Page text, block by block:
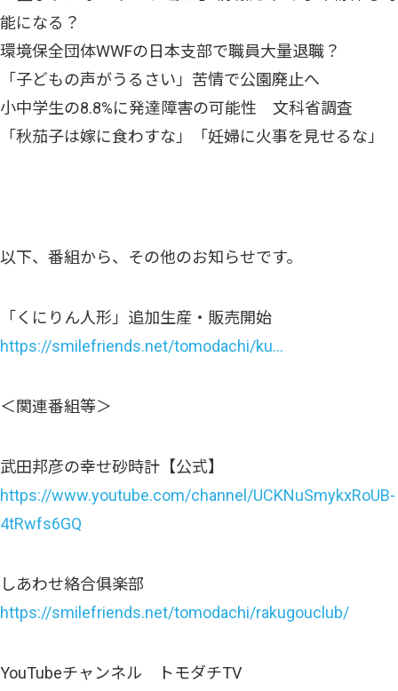
能になる？
環境保全団体WWFの日本支部で職員大量退職？
「子どもの声がうるさい」苦情で公園廃止へ
小中学生の8.8%に発達障害の可能性 文科省調査
「秋茄子は嫁に食わすな」「妊婦に火事を見せるな」
以下、番組から、その他のお知らせです。
「くにりん人形」追加生産・販売開始
https://smilefriends.net/tomodachi/ku…
＜関連番組等＞
武田邦彦の幸せ砂時計【公式】
https://www.youtube.com/channel/UCKNuSmykxRoUB-
4tRwfs6GQ
しあわせ絡合俱楽部
https://smilefriends.net/tomodachi/rakugouclub/
YouTubeチャンネル トモダチTV